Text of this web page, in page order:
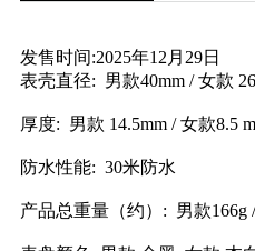
发售时间:2025年12月29日
表壳直径: 男款40mm / 女款
厚度: 男款 14.5mm / 女款8.5
防水性能: 30米防水
产品总重量（约）: 男款166g